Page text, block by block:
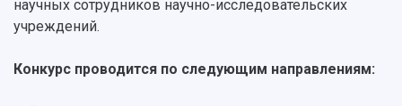
Институты и факультеты
Кафедры
Отделы и службы
Тестирование иностранных граждан на
основ законодательства РФ
Платные образовательные услуги
исследовательской деятельностью
Материальная база
Организационные документы
научных сотрудников научно-исследовательских
учреждений.
Конкурс проводится по следующим направлениям: